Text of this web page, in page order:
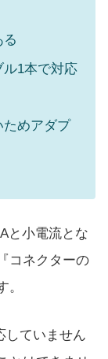
1本で対応
ためアダプ
と小電流とな
コネクターの
していません